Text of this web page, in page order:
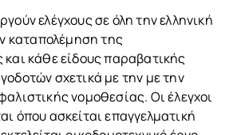
ελέγχους σε όλη την ελληνική
καταπολέμηση της
κάθε είδους παραβατικής
σχετικά με την με την
νομοθεσίας. Οι έλεγχοι
όπου ασκείται επαγγελματική